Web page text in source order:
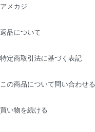
アメカジ
返品について
特定商取引法に基づく表記
この商品について問い合わせる
買い物を続ける